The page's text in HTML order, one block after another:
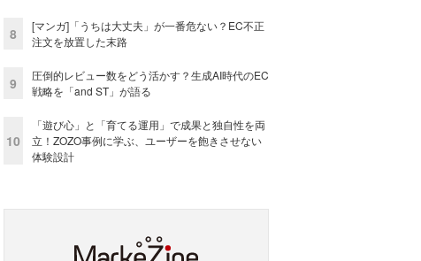
8
[マンガ]「うちは大丈夫」が一番危ない？EC不正
注文を放置した末路
9
圧倒的レビュー数をどう活かす？生成AI時代のEC
戦略を「and ST」が語る
10
「遊び心」と「育てる運用」で成果と独自性を両
立！ZOZO事例に学ぶ、ユーザーを飽きさせない
体験設計